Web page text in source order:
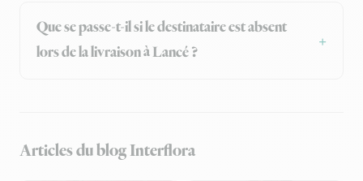
Que se passe-t-il si le destinataire est absent
lors de la livraison à Lancé ?
Articles du blog Interflora